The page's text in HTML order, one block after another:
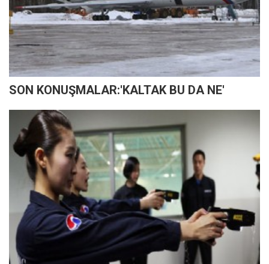
SON KONUŞMALAR:'KALTAK BU DA NE'